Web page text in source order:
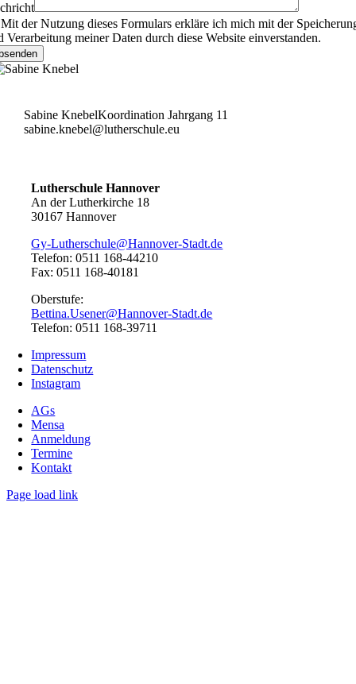
Mit der Nutzung dieses Formulars erkläre ich mich mit der
Verarbeitung meiner Daten durch diese Website einverstanden.
Sabine KnebelKoordination Jahrgang 11
sabine.knebel@lutherschule.eu
Lutherschule Hannover
An der Lutherkirche 18
30167 Hannover
Gy-Lutherschule@Hannover-Stadt.de
Telefon: 0511 168-44210
Fax: 0511 168-40181
Oberstufe:
Bettina.Usener@Hannover-Stadt.de
Telefon: 0511 168-39711
Impressum
Datenschutz
Instagram
AGs
Mensa
Anmeldung
Termine
Kontakt
Page load link